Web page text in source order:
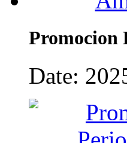
Promocion
Date: